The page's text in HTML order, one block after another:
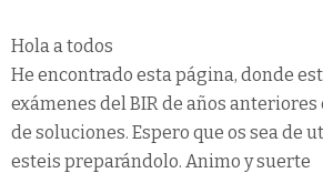
Hola a todos
He encontrado esta página, donde
exámenes del BIR de años
de soluciones. Espero que os sea de
esteis preparándolo. Animo y suerte